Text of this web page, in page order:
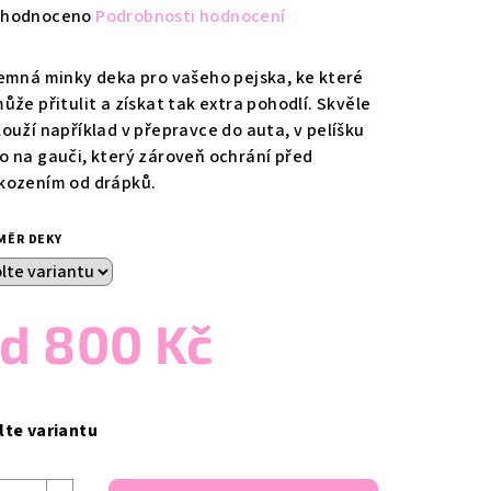
Podrobnosti hodnocení
minky deka pro vašeho pejska, ke které
přitulit a získat tak extra pohodlí. Skvěle
například v přepravce do auta, v pelíšku
na gauči, který zároveň ochrání před
od drápků.
DEKY
800 Kč
variantu